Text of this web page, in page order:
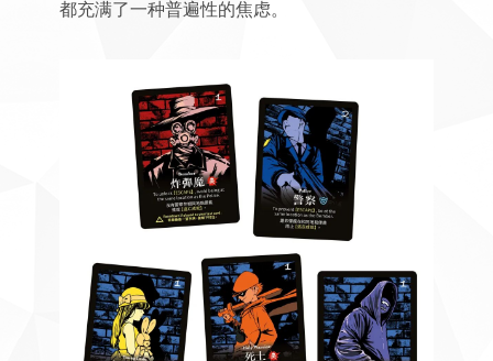
都充满了一种普遍性的焦虑。